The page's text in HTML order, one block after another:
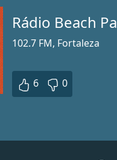
Rádio Beach
102.7 FM, Fortaleza
6 0